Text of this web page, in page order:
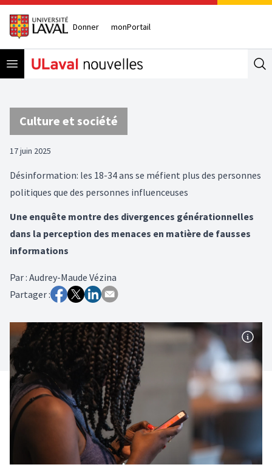
Donner monPortail
Open menu
Culture et société
17 juin 2025
Désinformation: les 18-34 ans se méfient plus des personnes
politiques que des personnes influenceuses
Une enquête montre des divergences générationnelles
dans la perception des menaces en matière de fausses
informations
Par: Audrey-Maude Vézina
Partager :